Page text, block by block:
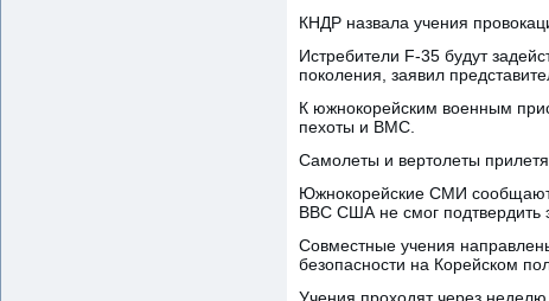
КНДР назвала учения
Истребители F-35 будут
поколения, заявил
К южнокорейским военным
пехоты и ВМС.
Самолеты и вертолеты
Южнокорейские СМИ сообщают,
ВВС США не смог подтвердить
Совместные учения
безопасности на Корейском
Учения проходят через